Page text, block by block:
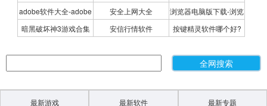
集
P2P种子搜索神器专题
adobe软件大全-adobe
全系列软件下载-adobe
安全上网大全
浏览器电脑版下载-浏览
器下载合集
暗黑破坏神3游戏合集 安信行情软件
按键精灵软件哪个好?
最新游戏 最新软件 最新专题